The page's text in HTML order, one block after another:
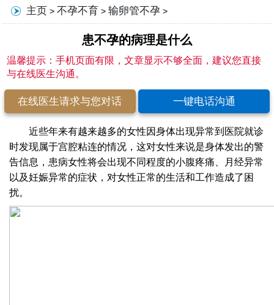
主页 >不孕不育 >输卵管不孕 >
患不孕的病理是什么
温馨提示：手机页面有限，文章显示不够全面，建议您直接
与在线医生沟通。
在线医生请求与您对话 一键电话沟通
近些年来有越来越多的女性因身体出现异常到医院就诊
时发现属于宫腔粘连的情况，这对女性来说是身体发出的警
告信息，患病女性将会出现不同程度的小腹疼痛、月经异常
以及妊娠异常的症状，对女性正常的生活和工作造成了困
扰。